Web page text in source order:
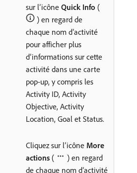
sur l’icône Quick Info (
) en regard de
chaque nom d’activité
pour afficher plus
d’informations sur cette
activité dans une carte
pop-up, y compris les
Activity ID, Activity
Objective, Activity
Location, Goal et Status.
Cliquez sur l’icône More
actions (
) en regard
de chaque nom d’activité